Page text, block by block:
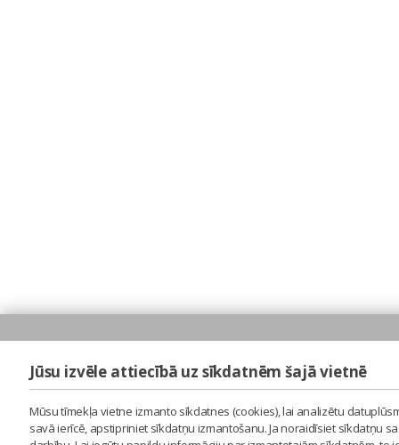
Jūsu izvēle attiecībā uz sīkdatnēm šajā vietnē
Mūsu tīmekļa vietne izmanto sīkdatnes (cookies), lai analizētu
savā ierīcē, apstipriniet sīkdatņu izmantošanu. Ja noraidīsiet sīkdatņu